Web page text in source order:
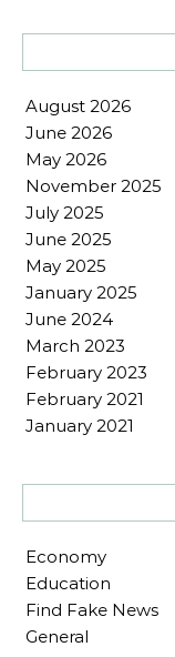
August 2026
June 2026
May 2026
November 2025
July 2025
June 2025
May 2025
January 2025
June 2024
March 2023
February 2023
February 2021
January 2021
Economy
Education
Find Fake News
General